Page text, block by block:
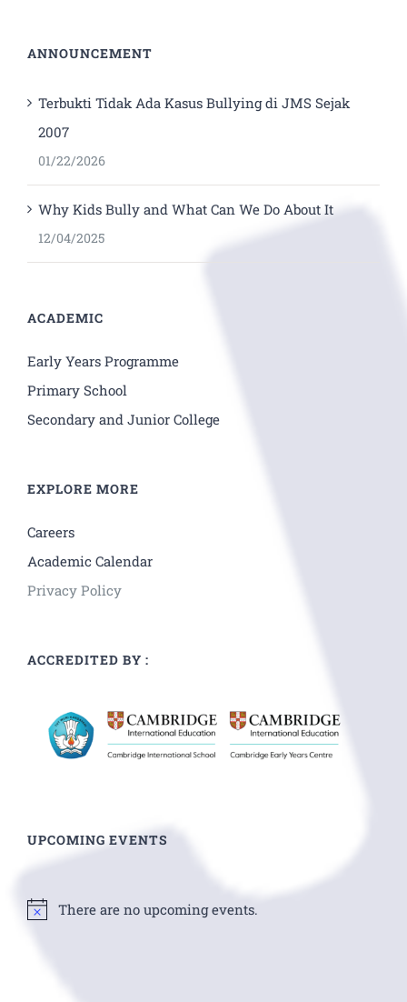
ANNOUNCEMENT
Terbukti Tidak Ada Kasus Bullying di JMS Sejak
2007
01/22/2026
Why Kids Bully and What Can We Do About It
12/04/2025
ACADEMIC
Early Years Programme
Primary School
Secondary and Junior College
EXPLORE MORE
Careers
Academic Calendar
Privacy Policy
ACCREDITED BY :
UPCOMING EVENTS
There are no upcoming events.